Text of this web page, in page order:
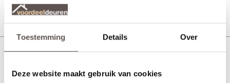
Toestemming Details Over
Deze website maakt gebruik van cookies
Skantrae Squared 20 regular rvs sleutelrozet